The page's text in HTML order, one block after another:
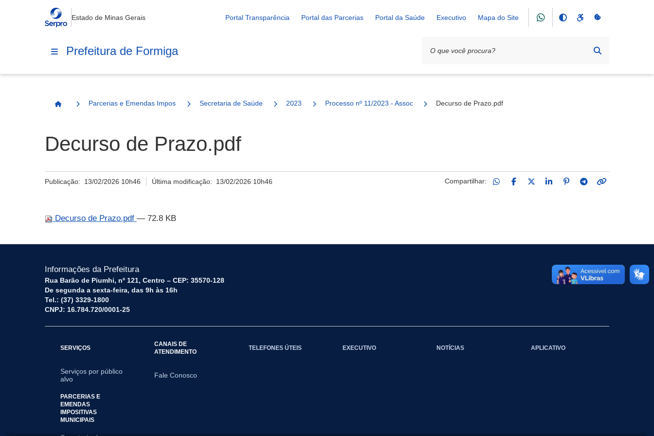
Estado de Minas Gerais Portal Transparência Portal das Parcerias Portal da Saúde Executivo Mapa do Site
Prefeitura de Formiga
Página Inicial
Parcerias e Emendas Impositivas MunicipaisSecretaria de Saúde 2023 Processo nº 11/2023 - Associação Protetora do Animais (APAF)
Decurso de Prazo.pdf
Decurso de Prazo.pdf
Publicação: 13/02/2026 10h46 Última modificação: 13/02/2026 10h46 Compartilhar:
Decurso de Prazo.pdf — 72.8 KB
Informações da Prefeitura
Rua Barão de Piumhi, nº 121, Centro – CEP: 35570-128
De segunda a sexta-feira, das 9h às 16h
Tel.: (37) 3329-1800
CNPJ: 16.784.720/0001-25
SERVIÇOS
Serviços por público
alvo
CANAIS DE
ATENDIMENTO
Fale Conosco
TELEFONES ÚTEIS EXECUTIVO NOTÍCIAS APLICATIVO
PARCERIAS E
EMENDAS
IMPOSITIVAS
MUNICIPAIS